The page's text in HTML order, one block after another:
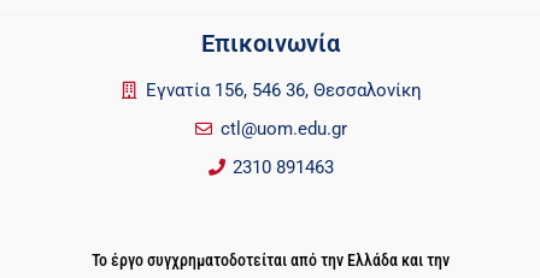
Επικοινωνία
Εγνατία 156, 546 36, Θεσσαλονίκη
ctl@uom.edu.gr
2310 891463
Το έργο συγχρηματοδοτείται από την Ελλάδα και την